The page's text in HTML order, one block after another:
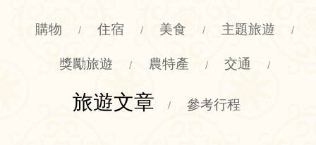
購物 / 住宿 / 美食 / 主題旅遊 /
獎勵旅遊 / 農特產 / 交通 /
旅遊文章 / 參考行程